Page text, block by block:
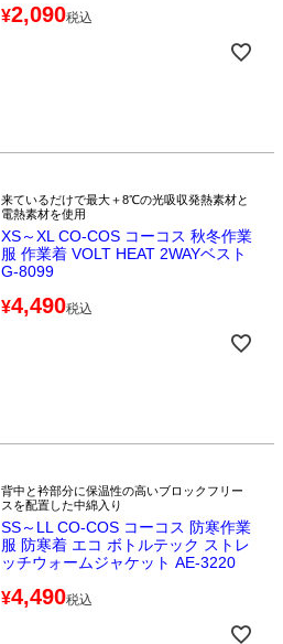
¥2,090税込
来ているだけで最大＋8℃の光吸収発熱素材と
電熱素材を使用
XS～XL CO-COS コーコス 秋冬作業
服 作業着 VOLT HEAT 2WAYベスト
G-8099
¥4,490税込
背中と衿部分に保温性の高いブロックフリー
スを配置した中綿入り
SS～LL CO-COS コーコス 防寒作業
服 防寒着 エコ ボトルテック ストレ
ッチウォームジャケット AE-3220
¥4,490税込